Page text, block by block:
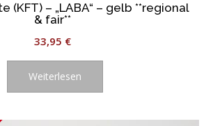
(KFT) – „LABA“ – gelb **regional
& fair**
33,95 €
Weiterlesen